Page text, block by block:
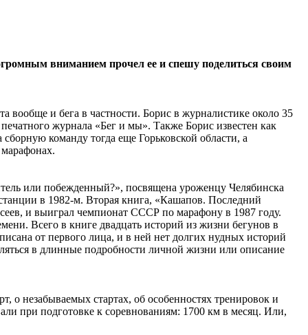
вниманием прочел ее и спешу поделиться своим
и бега в частности. Борис в журналистике около 35
журнала «Бег и мы». Также Борис известен как
команду тогда еще Горьковской области, а
или побежденный?», посвящена уроженцу Челябинска
в 1982-м. Вторая книга, «Кашапов. Последний
и выиграл чемпионат СССР по марафону в 1987 году.
Всего в книге двадцать историй из жизни бегунов в
от первого лица, и в ней нет долгих нудных историй
в длинные подробности личной жизни или описание
о незабываемых стартах, об особенностях тренировок и
при подготовке к соревнованиям: 1700 км в месяц. Или,